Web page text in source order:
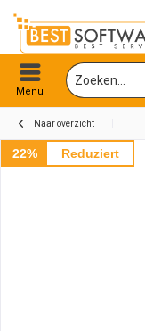
Menu
Naar overzicht
22% Reduziert